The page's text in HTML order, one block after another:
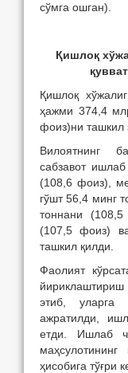
сўмга ошган).
Қишлоқ
Қишлоқ
ҳажми 374,4
фоиз)ни ташкил
Вилоятнинг
сабзавот
(108,6 фоиз),
гўшт 56,4 минг
тоннани
(107,5 фоиз)
ташкил қилди.
Фаолият
этиб,
ажратилди,
етди. Ишлаб
ҳисобига тўғри